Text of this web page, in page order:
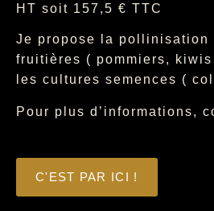
HT soit 157,5 € TTC
Je propose la pollinisation
fruitières ( pommiers,
les cultures semences (
Pour plus d’informations,
C'EST PAR ICI !